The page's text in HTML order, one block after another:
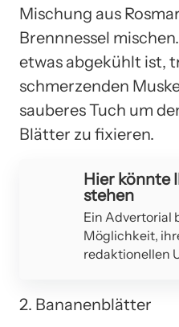
Mischung aus
Brennnessel
etwas abgekühlt ist,
schmerzenden
sauberes Tuch um
Blätter zu fixieren.
Hier könnte
stehen
Ein Advertorial
Möglichkeit,
redaktionellen
2. Bananenblätter